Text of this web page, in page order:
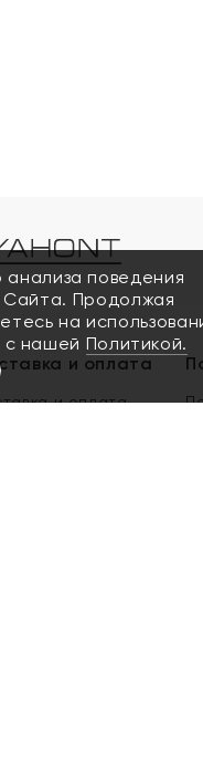
и оплата
и оплата
поведения
Сайта. Продолжая
на
с нашей Политикой.